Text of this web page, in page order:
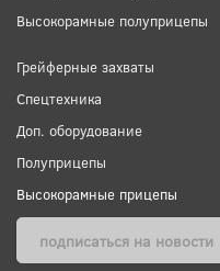
Высокорамные полуприцепы
Грейферные захваты
Спецтехника
Доп. оборудование
Полуприцепы
Высокорамные прицепы